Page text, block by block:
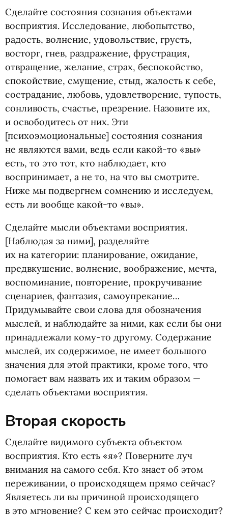
Сделайте состояния сознания объектами
восприятия. Исследование, любопытство,
радость, волнение, удовольствие, грусть,
восторг, гнев, раздражение, фрустрация,
отвращение, желание, страх, беспокойство,
спокойствие, смущение, стыд, жалость к себе,
сострадание, любовь, удовлетворение, тупость,
сонливость, счастье, презрение. Назовите их,
и освободитесь от них. Эти
[психоэмоциональные] состояния сознания
не являются вами, ведь если какой-то «вы»
есть, то это тот, кто наблюдает, кто
воспринимает, а не то, на что вы смотрите.
Ниже мы подвергнем сомнению и исследуем,
есть ли вообще какой-то «вы».
Сделайте мысли объектами восприятия.
[Наблюдая за ними], разделяйте
их на категории: планирование, ожидание,
предвкушение, волнение, воображение, мечта,
воспоминание, повторение, прокручивание
сценариев, фантазия, самоупрекание…
Придумывайте свои слова для обозначения
мыслей, и наблюдайте за ними, как если бы они
принадлежали кому-то другому. Содержание
мыслей, их содержимое, не имеет большого
значения для этой практики, кроме того, что
помогает вам назвать их и таким образом —
сделать объектами восприятия.
Вторая скорость
Сделайте видимого субъекта объектом
восприятия. Кто есть «я»? Поверните луч
внимания на самого себя. Кто знает об этом
переживании, о происходящем прямо сейчас?
Являетесь ли вы причиной происходящего
в это мгновение? С кем это сейчас происходит?